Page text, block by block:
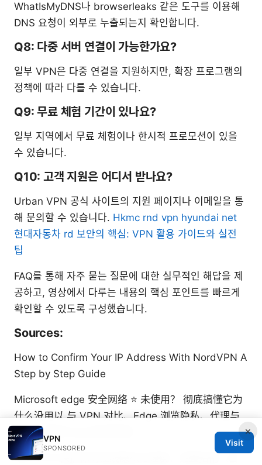
WhatIsMyDNS나 browserleaks 같은 도구를 이용해
DNS 요청이 외부로 누출되는지 확인합니다.
Q8: 다중 서버 연결이 가능한가요?
일부 VPN은 다중 연결을 지원하지만, 확장 프로그램의
정책에 따라 다를 수 있습니다.
Q9: 무료 체험 기간이 있나요?
일부 지역에서 무료 체험이나 한시적 프로모션이 있을
수 있습니다.
Q10: 고객 지원은 어디서 받나요?
Urban VPN 공식 사이트의 지원 페이지나 이메일을 통
해 문의할 수 있습니다. Hkmc rnd vpn hyundai net
현대자동차 rd 보안의 핵심: VPN 활용 가이드와 실전
팁
FAQ를 통해 자주 묻는 질문에 대한 실무적인 해답을 제
공하고, 영상에서 다루는 내용의 핵심 포인트를 빠르게
확인할 수 있도록 구성했습니다.
Sources:
How to Confirm Your IP Address With NordVPN A
Step by Step Guide
Microsoft edge 安全网络 ⭐ 未使用？ 彻底搞懂它为
什么没用以 与 VPN 对比、Edge 浏览隐私、代理与
加密、家庭与企业使用场景
Ikku VPN 保护你的在线隐私与速度：完整指南（含
×
VPN
SPONSORED
Visit